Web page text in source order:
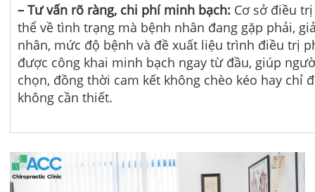
– Tư vấn rõ ràng, chi phí minh bạch: Cơ sở điều
thể về tình trạng mà bệnh nhân đang gặp phải,
nhân, mức độ bệnh và đề xuất liệu trình điều trị
được công khai minh bạch ngay từ đầu, giúp
chọn, đồng thời cam kết không chèo kéo hay chỉ
không cần thiết.